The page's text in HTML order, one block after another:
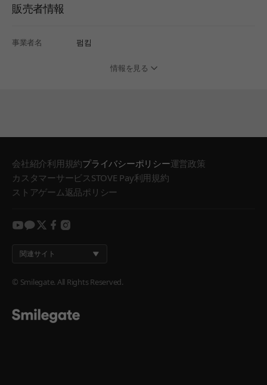
販売者情報
事業者名 펌킴
情報を見る
会社紹介利用規約プライバシーポリシー運営政策
カスタマーサービスSTOVE Pay利用規約
ストアゲーム返品ポリシー
youtube
kakao
twitter
facebook
instagram
関連サイト
© Smilegate. All Rights Reserved.